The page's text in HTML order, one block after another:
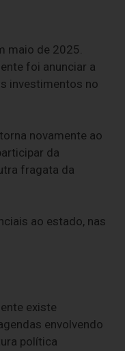
maio de 2025.
foi anunciar a
investimentos no
novamente ao
da
fragata da
ao estado, nas
existe
envolvendo
política